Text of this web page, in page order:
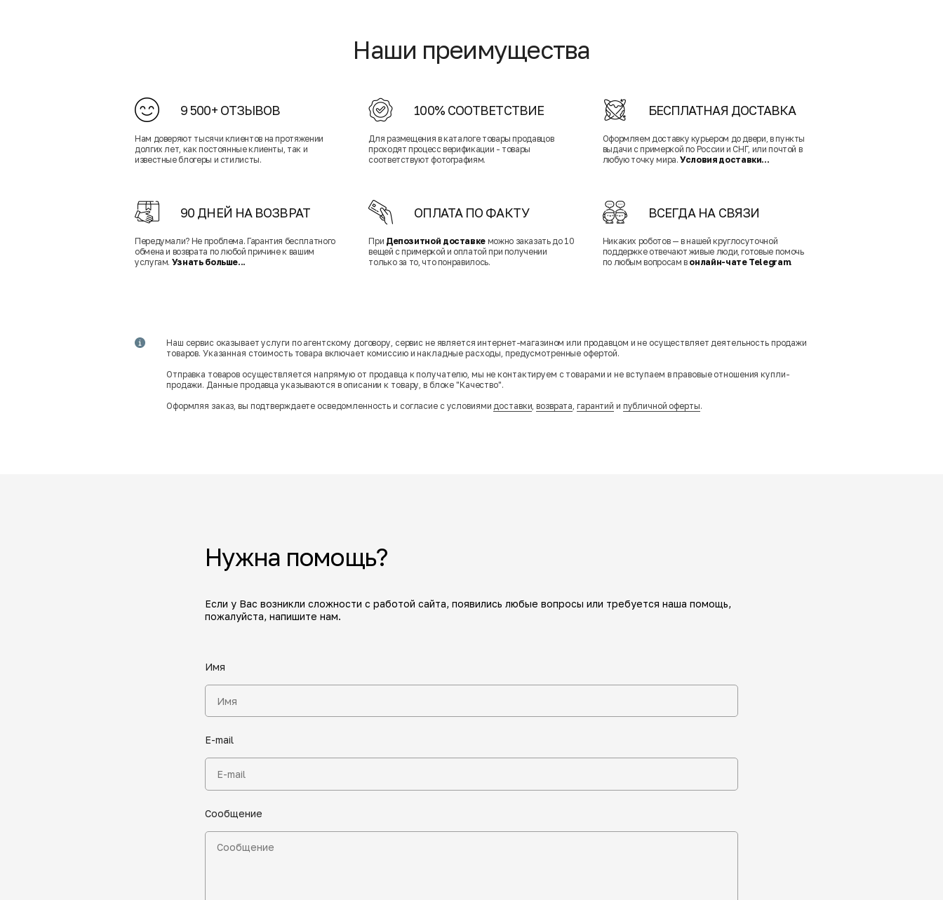
Наши преимущества
9 500+ ОТЗЫВОВ
Нам доверяют тысячи клиентов на протяжении
долгих лет, как постоянные клиенты, так и
известные блогеры и стилисты.
100% СООТВЕТСТВИЕ
Для размещения в каталоге товары продавцов
проходят процесс верификации - товары
соответствуют фотографиям.
БЕСПЛАТНАЯ ДОСТАВКА
Оформляем доставку курьером до двери, в пункты
выдачи с примеркой по России и СНГ, или почтой в
любую точку мира.Условия доставки...
90 ДНЕЙ НА ВОЗВРАТ
Передумали? Не проблема. Гарантия бесплатного
обмена и возврата по любой причине к вашим
услугам. Узнать больше...
ОПЛАТА ПО ФАКТУ
При Депозитной доставке можно заказать до 10
вещей с примеркой и оплатой при получении
только за то, что понравилось.
ВСЕГДА НА СВЯЗИ
Никаких роботов — в нашей круглосуточной
поддержке отвечают живые люди, готовые помочь
по любым вопросам в онлайн-чате Telegram.
Наш сервис оказывает услуги по агентскому договору, сервис не является интернет-магазином или продавцом и не осуществляет деятельность продажи
товаров. Указанная стоимость товара включает комиссию и накладные расходы, предусмотренные офертой.
Отправка товаров осуществляется напрямую от продавца к получателю, мы не контактируем с товарами и не вступаем в правовые отношения купли-
продажи. Данные продавца указываются в описании к товару, в блоке "Качество".
Оформляя заказ, вы подтверждаете осведомленность и согласие с условиямидоставки,возврата, гарантий и публичной оферты.
Нужна помощь?
Если у Вас возникли сложности с работой сайта, появились любые вопросы или требуется наша помощь,
пожалуйста, напишите нам.
Имя
E-mail
Сообщение